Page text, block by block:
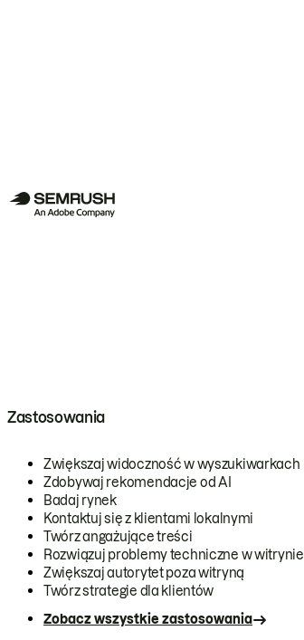
Zastosowania
Zwiększaj widoczność w wyszukiwarkach
Zdobywaj rekomendacje od AI
Badaj rynek
Kontaktuj się z klientami lokalnymi
Twórz angażujące treści
Rozwiązuj problemy techniczne w witrynie
Zwiększaj autorytet poza witryną
Twórz strategie dla klientów
Zobacz wszystkie zastosowania